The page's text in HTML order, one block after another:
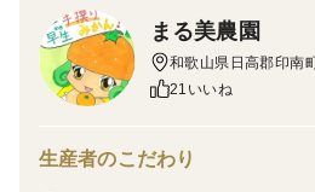
ギュッとしぼってお楽しみくだ
ナイフで切れば、きめ細やかな
はち切れそうな房がいっぱいに
少し見た目は悪いですが中身は
まる美農園
和歌山県日高郡印南
21いいね
生産者のこだわり